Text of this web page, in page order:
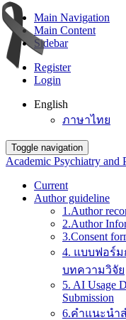
Main Navigation
Main Content
Sidebar
Register
Login
English
ภาษาไทย
Toggle navigation
Academic Psychiatry and
Current
Author guideline
1.Author
2.Author
3.Consent
4. แบบฟอร์
บทความวิจัย
5. AI Usage
Submission
6.คำแนะนำ